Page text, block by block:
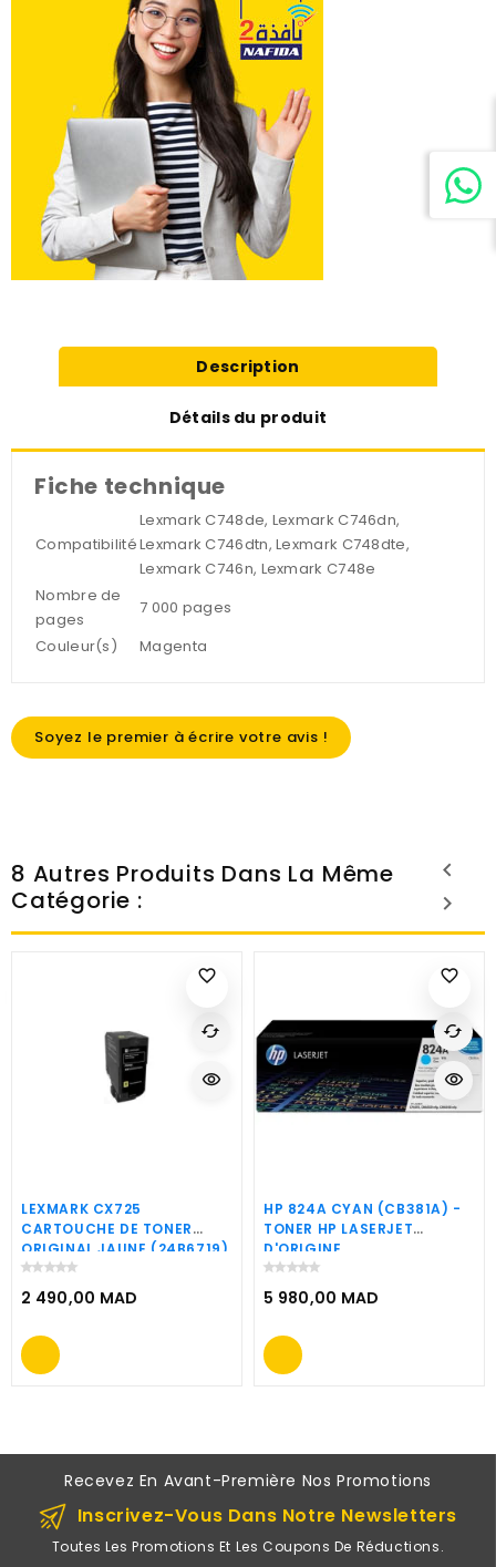
Description
Détails du produit
Fiche technique
Compatibilité
Lexmark C748de, Lexmark C746dn,
Lexmark C746dtn, Lexmark C748dte,
Lexmark C746n, Lexmark C748e
Nombre de
pages
7 000 pages
Couleur(s)
Magenta
Soyez le premier à écrire votre avis !
8 Autres Produits Dans La Même
Catégorie :
favorite_border
LEXMARK CX725
CARTOUCHE DE TONER
ORIGINAL JAUNE (24B6719)
2 490,00 MAD
Prix
cached
visibility
favorite_border
HP 824A CYAN (CB381A) -
TONER HP LASERJET
D'ORIGINE
5 980,00 MAD
Prix
cached
visibility
Recevez En Avant-Première Nos Promotions
Inscrivez-Vous Dans Notre Newsletters
Toutes Les Promotions Et Les Coupons De Réductions.